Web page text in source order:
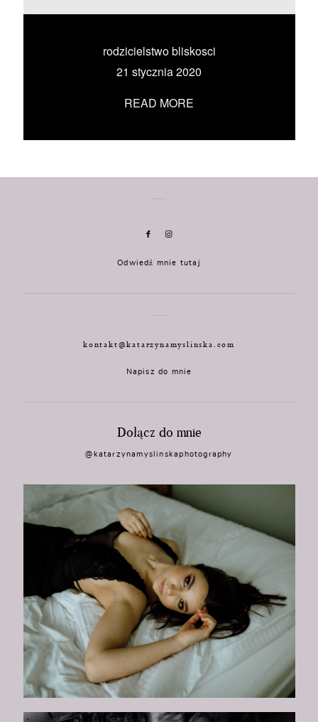
rodzicielstwo bliskosci
21 stycznia 2020
READ MORE
UMÓW SIĘ ZE MNĄ →
Odwiedź mnie tutaj
kontakt@katarzynamyslinska.com
Napisz do mnie
Dołącz do mnie
@katarzynamyslinskaphotography